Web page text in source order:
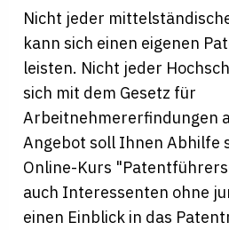
Nicht jeder
kann sich einen eigenen
leisten. Nicht jeder
sich mit dem Gesetz für
Arbeitnehmererfindungen
Angebot soll Ihnen Abhilfe
Online-Kurs
auch Interessenten ohne
einen Einblick in das